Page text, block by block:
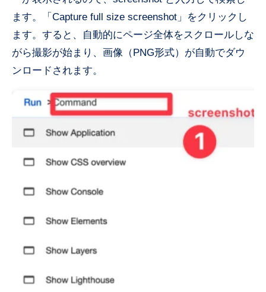
ます。「Capture full size screenshot」をクリックし
ます。すると、自動的にページ全体をスクロールしな
がら撮影が始まり、画像（PNG形式）が自動でダウ
ンロードされます。